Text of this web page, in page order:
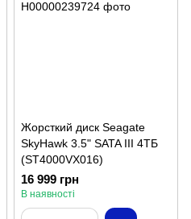
Жорсткий диск Seagate
SkyHawk 3.5" SATA III 4ТБ
(ST4000VX016)
16 999 грн
В наявності